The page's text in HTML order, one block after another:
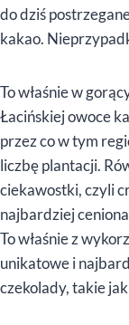
do dziś
kakao.
To właśnie w
Łacińskiej owoce
przez co w tym
liczbę plantacji.
ciekawostki, czyli
najbardziej
To właśnie z
unikatowe i
czekolady, takie